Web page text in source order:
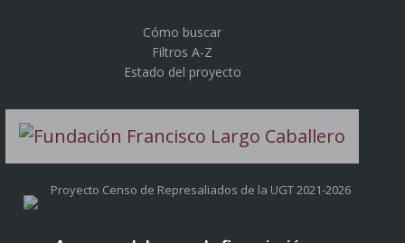
Cómo buscar
Filtros A-Z
Estado del proyecto
Proyecto Censo de Represaliados de la UGT 2021-2026